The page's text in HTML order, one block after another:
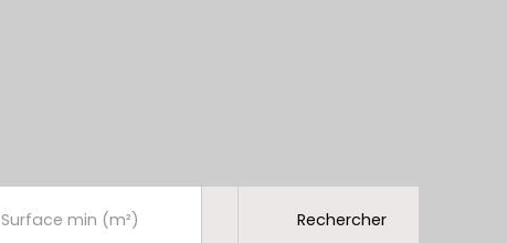
Surface min (m²) Rechercher